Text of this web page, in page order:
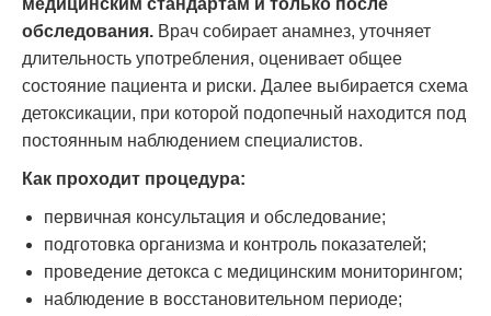
медицинским стандартам и только после
обследования. Врач собирает анамнез, уточняет
длительность употребления, оценивает общее
состояние пациента и риски. Далее выбирается схема
детоксикации, при которой подопечный находится под
постоянным наблюдением специалистов.
Как проходит процедура:
первичная консультация и обследование;
подготовка организма и контроль показателей;
проведение детокса с медицинским мониторингом;
наблюдение в восстановительном периоде;